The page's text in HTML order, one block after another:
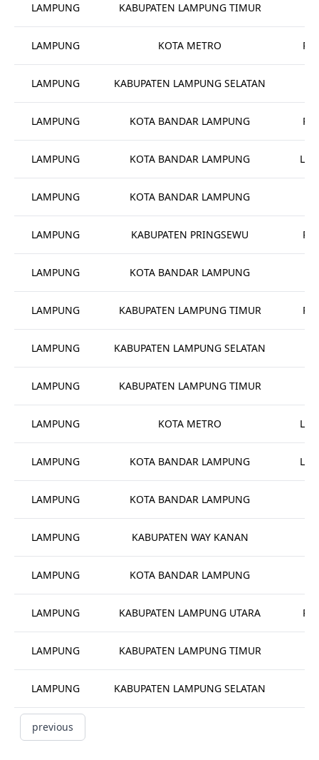
LAMPUNG KABUPATEN LAMPUNG TIMUR
LAMPUNG KOTA METRO
LAMPUNG KABUPATEN LAMPUNG SELATAN
LAMPUNG KOTA BANDAR LAMPUNG
LAMPUNG KOTA BANDAR LAMPUNG
LAMPUNG KOTA BANDAR LAMPUNG
LAMPUNG KABUPATEN PRINGSEWU
LAMPUNG KOTA BANDAR LAMPUNG
LAMPUNG KABUPATEN LAMPUNG TIMUR
LAMPUNG KABUPATEN LAMPUNG SELATAN
LAMPUNG KABUPATEN LAMPUNG TIMUR
LAMPUNG KOTA METRO
LAMPUNG KOTA BANDAR LAMPUNG
LAMPUNG KOTA BANDAR LAMPUNG
LAMPUNG KABUPATEN WAY KANAN
LAMPUNG KOTA BANDAR LAMPUNG
LAMPUNG KABUPATEN LAMPUNG UTARA
LAMPUNG KABUPATEN LAMPUNG TIMUR
LAMPUNG KABUPATEN LAMPUNG SELATAN
previous